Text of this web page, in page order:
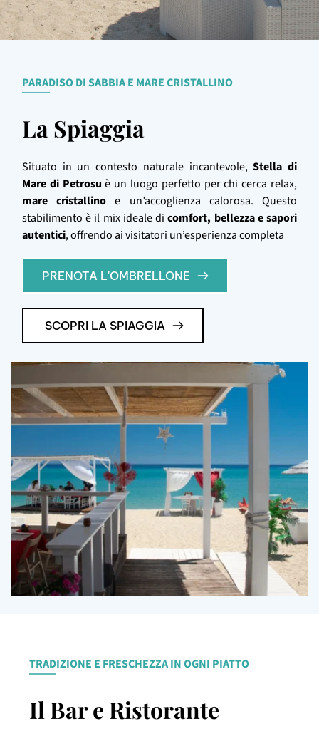
PARADISO DI SABBIA E MARE CRISTALLINO
La Spiaggia
Situato in un contesto naturale incantevole,Stella di
Mare di Petrosu è un luogo perfetto per chi cerca relax,
mare cristallinoe un’accoglienza calorosa. Questo
stabilimento è il mix ideale dicomfort, bellezza e sapori
autentici, offrendo ai visitatori un’esperienza completa
PRENOTA L'OMBRELLONE
SCOPRI LA SPIAGGIA
TRADIZIONE E FRESCHEZZA IN OGNI PIATTO
Il Bar e Ristorante